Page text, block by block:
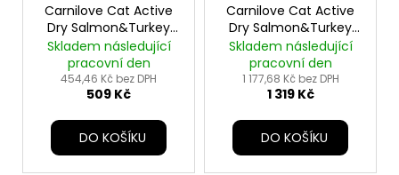
Carnilove Cat Active
Dry Salmon&Turkey
Adult LB 2kg
Skladem následující
pracovní den
454,46 Kč bez DPH
509 Kč
DO KOŠÍKU
Carnilove Cat Active
Dry Salmon&Turkey
Adult LB 6kg
Skladem následující
pracovní den
1 177,68 Kč bez DPH
1 319 Kč
DO KOŠÍKU